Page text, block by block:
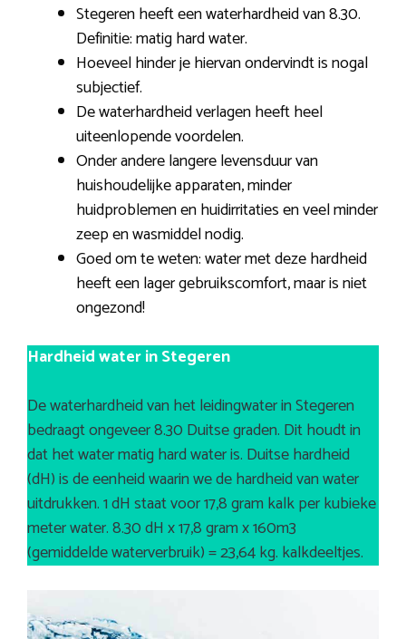
Stegeren heeft een waterhardheid van 8.30.
Definitie: matig hard water.
Hoeveel hinder je hiervan ondervindt is nogal
subjectief.
De waterhardheid verlagen heeft heel
uiteenlopende voordelen.
Onder andere langere levensduur van
huishoudelijke apparaten, minder
huidproblemen en huidirritaties en veel minder
zeep en wasmiddel nodig.
Goed om te weten: water met deze hardheid
heeft een lager gebruikscomfort, maar is niet
ongezond!
Hardheid water in Stegeren
De waterhardheid van het leidingwater in Stegeren
bedraagt ongeveer 8.30 Duitse graden. Dit houdt in
dat het water matig hard water is. Duitse hardheid
(dH) is de eenheid waarin we de hardheid van water
uitdrukken. 1 dH staat voor 17,8 gram kalk per kubieke
meter water. 8.30 dH x 17,8 gram x 160m3
(gemiddelde waterverbruik) = 23,64 kg. kalkdeeltjes.